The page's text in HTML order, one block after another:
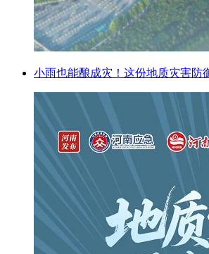
小雨也能酿成灾！这份地质灾害防